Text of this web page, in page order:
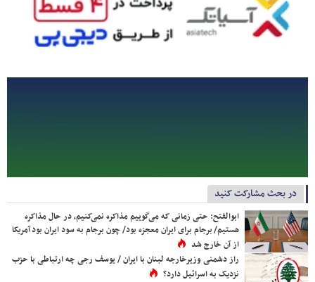
در بحث مشارکت کنید
ابوالفتح: حتی زمانی که می‌گوییم مذاکره نمی‌کنیم، در حال مذاکره
هستیم/ برجام برای ایران معجزه بود/ چون برجام به سود ایران بود آمریکا
از آن خارج شد
راز دشمنی وزیرخارجه لبنان با ایران / یوسف رجی چه ارتباطی با حزب
نزدیک به اسرائیل دارد؟